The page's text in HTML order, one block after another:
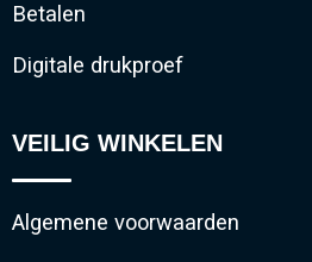
Betalen
Digitale drukproef
VEILIG WINKELEN
Algemene voorwaarden